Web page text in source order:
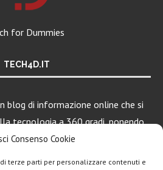
Consenso Cookie
terze parti per personalizzare contenuti e
for Dummies
TECH4D.IT
blog di informazione online che si
tecnologia a 360 gradi, ponendo
al mondo Android, Apple e